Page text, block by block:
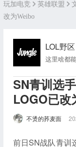
玩加电竞 英雄联盟
改为Weibo
LOL野区
这里啥都
SN青训选
LOGO已改
不烫的荞麦面
前日SN战队青训